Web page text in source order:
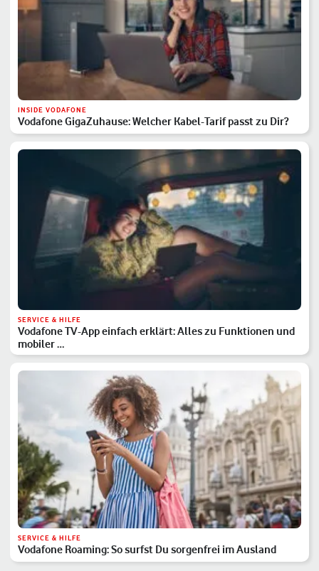
INSIDE VODAFONE
Vodafone GigaZuhause: Welcher Kabel-Tarif passt zu Dir?
SERVICE & HILFE
Vodafone TV-App einfach erklärt: Alles zu Funktionen und
mobiler …
SERVICE & HILFE
Vodafone Roaming: So surfst Du sorgenfrei im Ausland